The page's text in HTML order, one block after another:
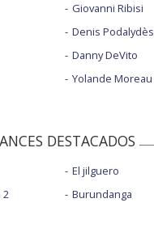
Giovanni Ribisi
Denis Podalydès
Danny DeVito
Yolande Moreau
DESTACADOS
2
El jilguero
Burundanga